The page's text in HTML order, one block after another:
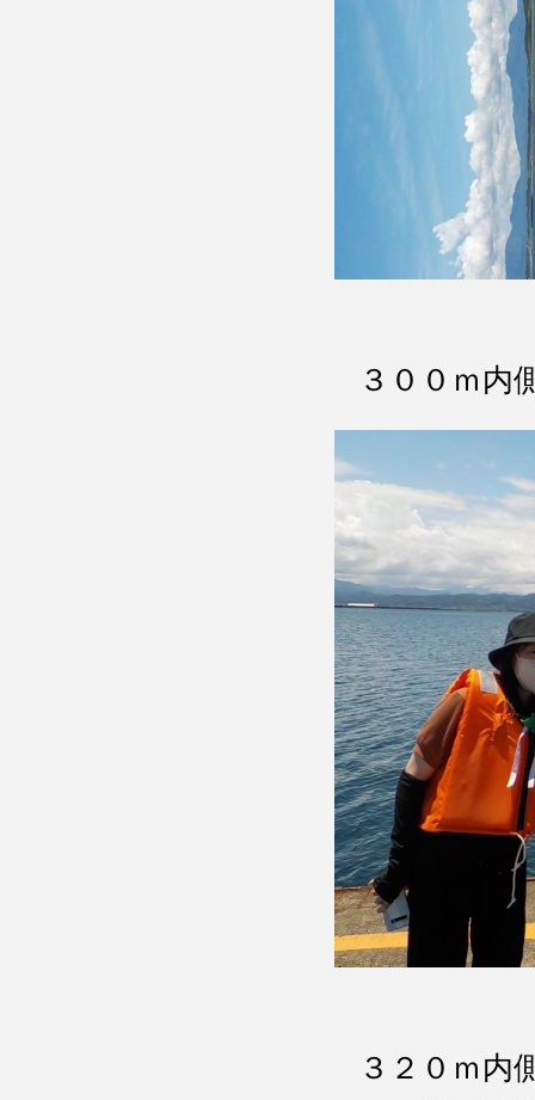
３００ｍ
３２０ｍ